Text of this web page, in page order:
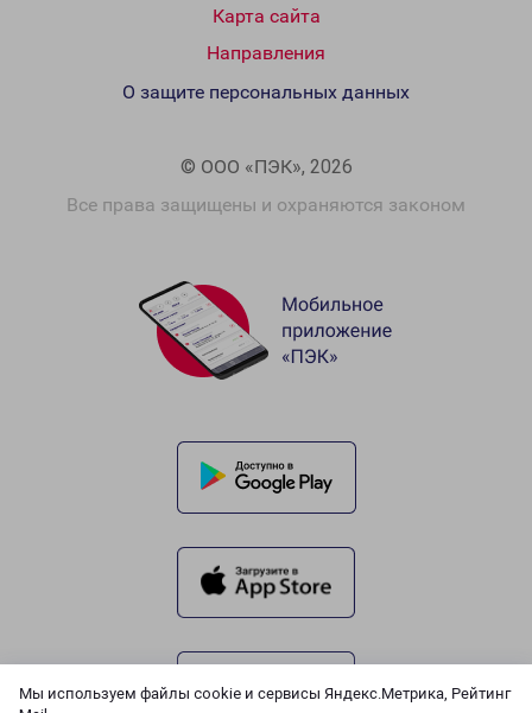
Мы используем файлы cookie и сервисы Яндекс.Метрика, Рейтинг
Карта сайта
Направления
© ООО «ПЭК», 2026
Все права защищены и охраняются законом
О защите персональных данных